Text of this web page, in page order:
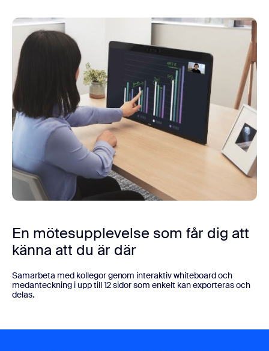
En mötesupplevelse som får dig att
känna att du är där
Samarbeta med kollegor genom interaktiv whiteboard och
medanteckning i upp till 12 sidor som enkelt kan exporteras och
delas.